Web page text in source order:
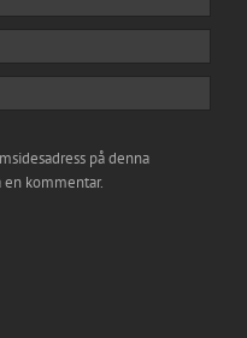
på denna
en kommentar.